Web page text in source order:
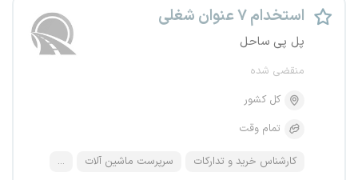
استخدام ۷ عنوان شغلی
پل پی ساحل
منقضی شده
کل کشور
تمام وقت
کارشناس خرید و تدارکات سرپرست ماشین آلات ...